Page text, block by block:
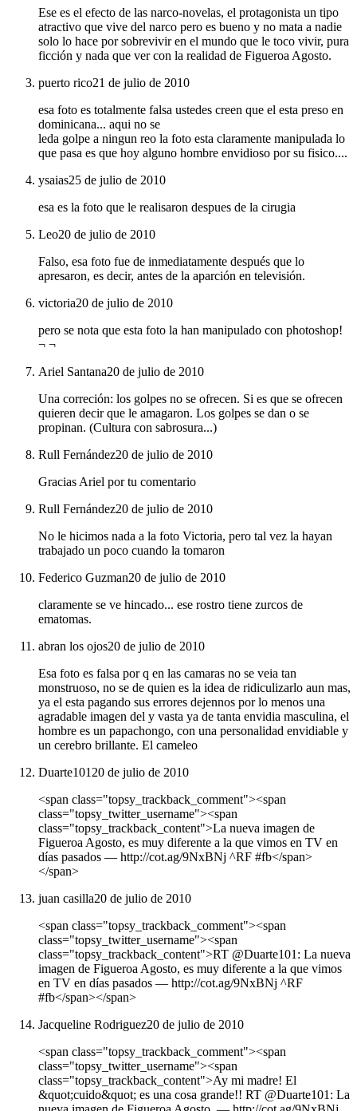
Ese es el efecto de las narco-novelas, el protagonista un tipo
atractivo que vive del narco pero es bueno y no mata a nadie
solo lo hace por sobrevivir en el mundo que le toco vivir, pura
ficción y nada que ver con la realidad de Figueroa Agosto.
puerto rico21 de julio de 2010
esa foto es totalmente falsa ustedes creen que el esta preso en
dominicana... aqui no se
leda golpe a ningun reo la foto esta claramente manipulada lo
que pasa es que hoy alguno hombre envidioso por su fisico....
ysaias25 de julio de 2010
esa es la foto que le realisaron despues de la cirugia
Leo20 de julio de 2010
Falso, esa foto fue de inmediatamente después que lo
apresaron, es decir, antes de la aparción en televisión.
victoria20 de julio de 2010
pero se nota que esta foto la han manipulado con photoshop!
¬ ¬
Ariel Santana20 de julio de 2010
Una correción: los golpes no se ofrecen. Si es que se ofrecen
quieren decir que le amagaron. Los golpes se dan o se
propinan. (Cultura con sabrosura...)
Rull Fernández20 de julio de 2010
Gracias Ariel por tu comentario
Rull Fernández20 de julio de 2010
No le hicimos nada a la foto Victoria, pero tal vez la hayan
trabajado un poco cuando la tomaron
Federico Guzman20 de julio de 2010
claramente se ve hincado... ese rostro tiene zurcos de
ematomas.
abran los ojos20 de julio de 2010
Esa foto es falsa por q en las camaras no se veia tan
monstruoso, no se de quien es la idea de ridiculizarlo aun mas,
ya el esta pagando sus errores dejennos por lo menos una
agradable imagen del y vasta ya de tanta envidia masculina, el
hombre es un papachongo, con una personalidad envidiable y
un cerebro brillante. El cameleo
Duarte101 20 de julio de 2010
<span class="topsy_trackback_comment"><span
class="topsy_twitter_username"><span
class="topsy_trackback_content">La nueva imagen de
Figueroa Agosto, es muy diferente a la que vimos en TV en
días pasados ― http://cot.ag/9NxBNj ^RF #fb</span>
</span>
juan casilla20 de julio de 2010
<span class="topsy_trackback_comment"><span
class="topsy_twitter_username"><span
class="topsy_trackback_content">RT @Duarte101: La nueva
imagen de Figueroa Agosto, es muy diferente a la que vimos
en TV en días pasados ― http://cot.ag/9NxBNj ^RF
#fb</span></span>
Jacqueline Rodriguez20 de julio de 2010
<span class="topsy_trackback_comment"><span
class="topsy_twitter_username"><span
class="topsy_trackback_content">Ay mi madre! El
&quot;cuido&quot; es una cosa grande!! RT @Duarte101: La